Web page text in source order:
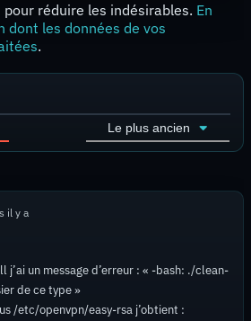
réduire les indésirables. En
dont les données de vos
.
Le plus ancien
il y a
j’ai un message d’erreur : « -bash: ./clean-
de ce type »
/etc/openvpn/easy-rsa j’obtient :